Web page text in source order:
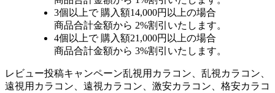
3個 以上で 購入額14,000円以上の場合
商品合計金額から 2%割引いたします。
4個 以上で 購入額21,000円以上の場合
商品合計金額から 3%割引いたします。
レビュー投稿キャンペーン乱視用カラコン、乱視カラコン、
遠視用カラコン、遠視カラコン、激安カラコン、格安カラコ